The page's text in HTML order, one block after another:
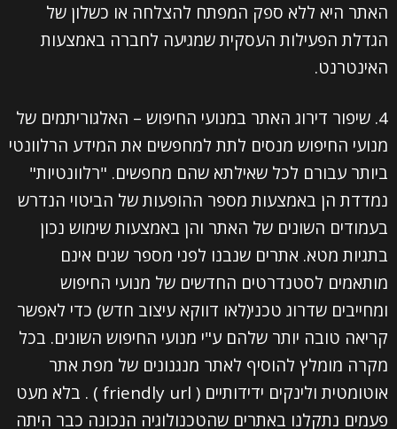
האתר היא ללא ספק המפתח להצלחה או כשלון של
הגדלת הפעילות העסקית שמגיעה לחברה באמצעות
האינטרנט.
4. שיפור דירוג האתר במנועי החיפוש – האלגוריתמים של
מנועי החיפוש מנסים לתת למחפשים את המידע הרלוונטי
ביותר עבורם לכל שאילתא שהם מחפשים. "רלוונטיות"
נמדדת הן באמצעות מספר ההופעות של הביטוי הנדרש
בעמודים השונים של האתר והן באמצעות שימוש נכון
בתגיות מטא. אתרים שנבנו לפני מספר שנים אינם
מותאמים לסטנדרטים החדשים של מנועי החיפוש
ומחייבים שדרוג טכני(לאו דווקא עיצוב חדש) כדי לאפשר
קריאה טובה יותר שלהם ע"י מנועי החיפוש השונים. בכל
מקרה מומלץ להוסיף לאתר מנגנונים של מפת אתר
אוטומטית ולינקים ידידותיים ( friendly url ) . בלא מעט
פעמים נתקלנו באתרים שהטכנולוגיה הנכונה כבר היתה